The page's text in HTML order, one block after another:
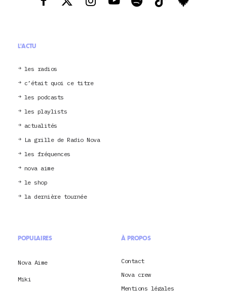
L'ACTU
les radios
c’était quoi ce titre
les podcasts
les playlists
actualités
La grille de Radio Nova
les fréquences
nova aime
le shop
la dernière tournée
POPULAIRES
Nova Aime
Miki
À PROPOS
Contact
Nova crew
Mentions légales